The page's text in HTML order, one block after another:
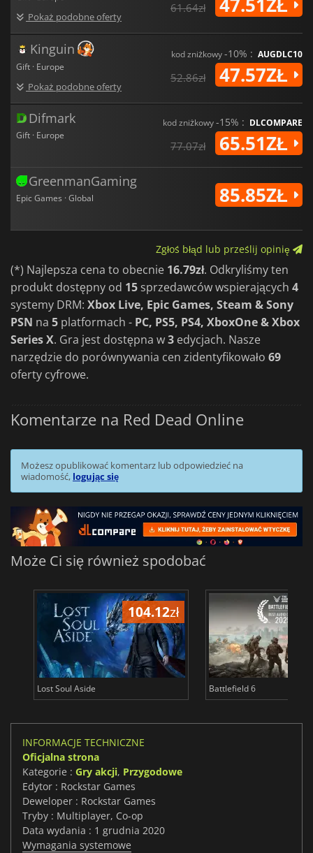
Pokaż podobne oferty
61.64zł
Kinguin
Gift · Europe
Pokaż podobne oferty
kod zniżkowy-10% : AUGDLC10
52.86zł 47.57ZŁ
Difmark
Gift · Europe
kod zniżkowy-15% : DLCOMPARE
77.07zł 65.51ZŁ
GreenmanGaming
Epic Games · Global 85.85ZŁ
Zgłoś błąd lub prześlij opinię
(*) Najlepsza cena to obecnie 16.79zł. Odkryliśmy ten
produkt dostępny od 15 sprzedawców wspierających 4
systemy DRM: Xbox Live, Epic Games, Steam & Sony
PSN na 5 platformach - PC, PS5, PS4, XboxOne & Xbox
Series X. Gra jest dostępna w3 edycjach. Nasze
narzędzie do porównywania cen zidentyfikowało 69
oferty cyfrowe.
Komentarze na Red Dead Online
Możesz opublikować komentarz lub odpowiedzieć na
wiadomość, logując się
Może Ci się również spodobać
104.12zł
Lost Soul Aside Battlefield 6
INFORMACJE TECHNICZNE
Oficjalna strona
Kategorie : Gry akcji, Przygodowe
Edytor : Rockstar Games
Deweloper : Rockstar Games
Tryby : Multiplayer, Co-op
Data wydania : 1 grudnia 2020
Wymagania systemowe